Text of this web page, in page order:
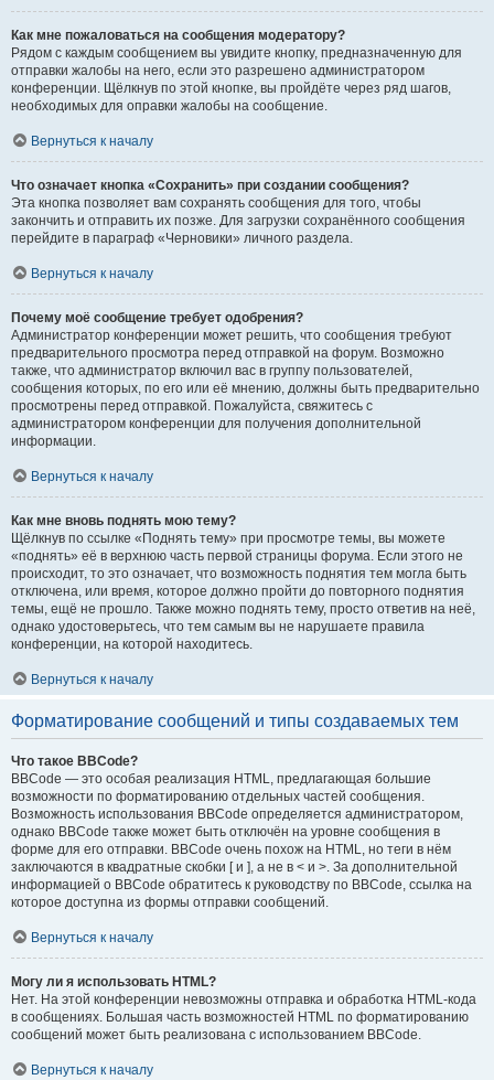
Как мне пожаловаться на сообщения модератору?
Рядом с каждым сообщением вы увидите кнопку, предназначенную для
отправки жалобы на него, если это разрешено администратором
конференции. Щёлкнув по этой кнопке, вы пройдёте через ряд шагов,
необходимых для оправки жалобы на сообщение.
Вернуться к началу
Что означает кнопка «Сохранить» при создании сообщения?
Эта кнопка позволяет вам сохранять сообщения для того, чтобы
закончить и отправить их позже. Для загрузки сохранённого сообщения
перейдите в параграф «Черновики» личного раздела.
Вернуться к началу
Почему моё сообщение требует одобрения?
Администратор конференции может решить, что сообщения требуют
предварительного просмотра перед отправкой на форум. Возможно
также, что администратор включил вас в группу пользователей,
сообщения которых, по его или её мнению, должны быть предварительно
просмотрены перед отправкой. Пожалуйста, свяжитесь с
администратором конференции для получения дополнительной
информации.
Вернуться к началу
Как мне вновь поднять мою тему?
Щёлкнув по ссылке «Поднять тему» при просмотре темы, вы можете
«поднять» её в верхнюю часть первой страницы форума. Если этого не
происходит, то это означает, что возможность поднятия тем могла быть
отключена, или время, которое должно пройти до повторного поднятия
темы, ещё не прошло. Также можно поднять тему, просто ответив на неё,
однако удостоверьтесь, что тем самым вы не нарушаете правила
конференции, на которой находитесь.
Вернуться к началу
Форматирование сообщений и типы создаваемых тем
Что такое BBCode?
BBCode — это особая реализация HTML, предлагающая большие
возможности по форматированию отдельных частей сообщения.
Возможность использования BBCode определяется администратором,
однако BBCode также может быть отключён на уровне сообщения в
форме для его отправки. BBCode очень похож на HTML, но теги в нём
заключаются в квадратные скобки [ и ], а не в < и >. За дополнительной
информацией о BBCode обратитесь к руководству по BBCode, ссылка на
которое доступна из формы отправки сообщений.
Вернуться к началу
Могу ли я использовать HTML?
Нет. На этой конференции невозможны отправка и обработка HTML-кода
в сообщениях. Большая часть возможностей HTML по форматированию
сообщений может быть реализована с использованием BBCode.
Вернуться к началу